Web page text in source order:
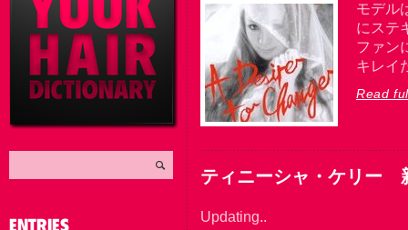
モデル
にステ
ファン
キレイ
Read
ティニーシャ・ケリー
Updating..